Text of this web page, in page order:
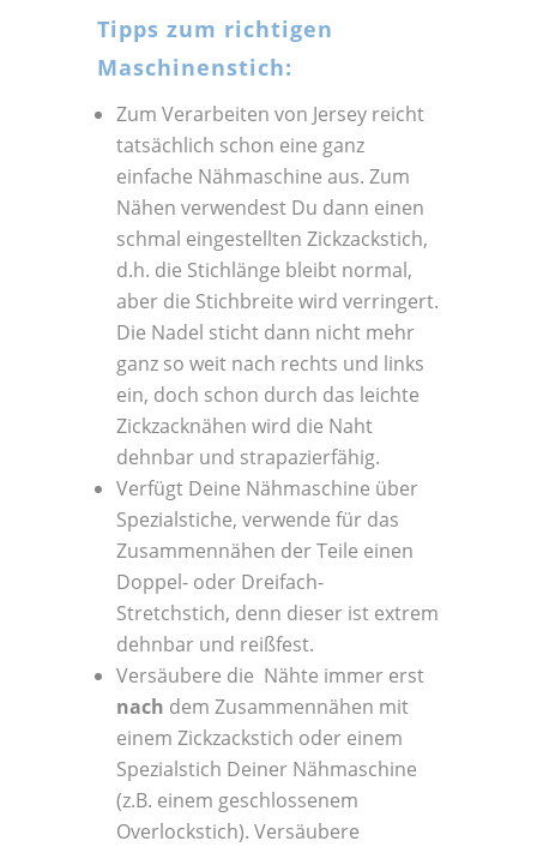
Tipps zum richtigen
Maschinenstich:
Zum Verarbeiten von Jersey reicht
tatsächlich schon eine ganz
einfache Nähmaschine aus. Zum
Nähen verwendest Du dann einen
schmal eingestellten Zickzackstich,
d.h. die Stichlänge bleibt normal,
aber die Stichbreite wird verringert.
Die Nadel sticht dann nicht mehr
ganz so weit nach rechts und links
ein, doch schon durch das leichte
Zickzacknähen wird die Naht
dehnbar und strapazierfähig.
Verfügt Deine Nähmaschine über
Spezialstiche, verwende für das
Zusammennähen der Teile einen
Doppel- oder Dreifach-
Stretchstich, denn dieser ist extrem
dehnbar und reißfest.
Versäubere die Nähte immer erst
nach dem Zusammennähen mit
einem Zickzackstich oder einem
Spezialstich Deiner Nähmaschine
(z.B. einem geschlossenem
Overlockstich). Versäubere